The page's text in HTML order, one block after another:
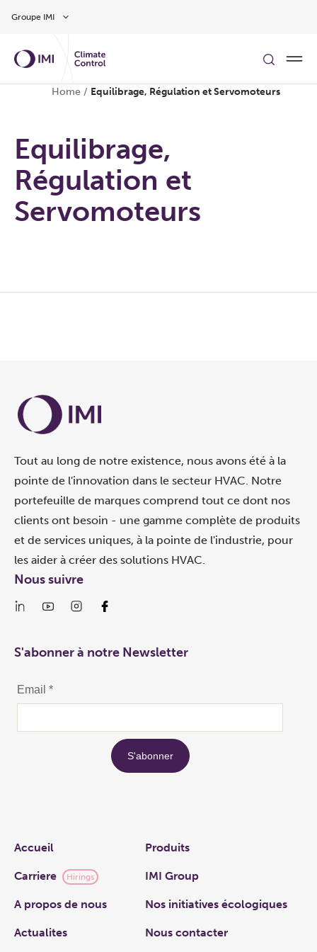
Groupe IMI
Home/ Equilibrage, Régulation et Servomoteurs
Equilibrage,
Régulation et
Servomoteurs
Tout au long de notre existence, nous avons été à la
pointe de l'innovation dans le secteur HVAC. Notre
portefeuille de marques comprend tout ce dont nos
clients ont besoin - une gamme complète de produits
et de services uniques, à la pointe de l'industrie, pour
les aider à créer des solutions HVAC.
Links
Accueil Produits
Carriere Hirings IMI Group
A propos de nous Nos initiatives écologiques
Actualites Nous contacter
Nous suivre
S'abonner à notre Newsletter